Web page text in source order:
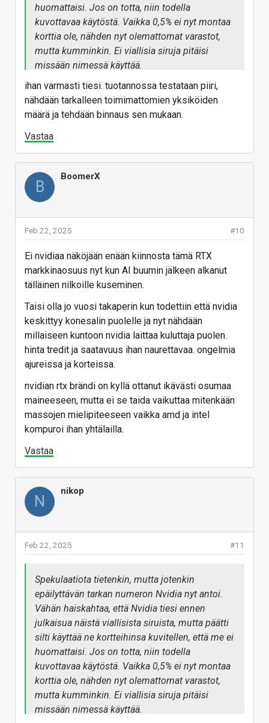
huomattaisi. Jos on totta, niin todella
kuvottavaa käytöstä. Vaikka 0,5% ei nyt montaa
korttia ole, nähden nyt olemattomat varastot,
mutta kumminkin. Ei viallisia siruja pitäisi
missään nimessä käyttää.
ihan varmasti tiesi. tuotannossa testataan piiri,
nähdään tarkalleen toimimattomien yksiköiden
määrä ja tehdään binnaus sen mukaan.
Vastaa
B
BoomerX
#10
Feb 22, 2025
Ei nvidiaa näköjään enään kiinnosta tämä RTX
markkinaosuus nyt kun AI buumin jälkeen alkanut
tälläinen nilkoille kuseminen.
Taisi olla jo vuosi takaperin kun todettiin että nvidia
keskittyy konesalin puolelle ja nyt nähdään
millaiseen kuntoon nvidia laittaa kuluttaja puolen.
hinta tredit ja saatavuus ihan naurettavaa. ongelmia
ajureissa ja korteissa.
nvidian rtx brändi on kyllä ottanut ikävästi osumaa
maineeseen, mutta ei se taida vaikuttaa mitenkään
massojen mielipiteeseen vaikka amd ja intel
kompuroi ihan yhtälailla.
Vastaa
N
nikop
#11
Feb 22, 2025
Spekulaatiota tietenkin, mutta jotenkin
epäilyttävän tarkan numeron Nvidia nyt antoi.
Vähän haiskahtaa, että Nvidia tiesi ennen
julkaisua näistä viallisista siruista, mutta päätti
silti käyttää ne kortteihinsa kuvitellen, että me ei
huomattaisi. Jos on totta, niin todella
kuvottavaa käytöstä. Vaikka 0,5% ei nyt montaa
korttia ole, nähden nyt olemattomat varastot,
mutta kumminkin. Ei viallisia siruja pitäisi
missään nimessä käyttää.